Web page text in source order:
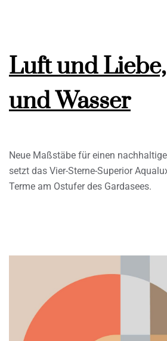
Luft und
und Wasser
Neue Maßstäbe für einen
setzt das Vier-Sterne-Superior
Terme am Ostufer des Gardasees.